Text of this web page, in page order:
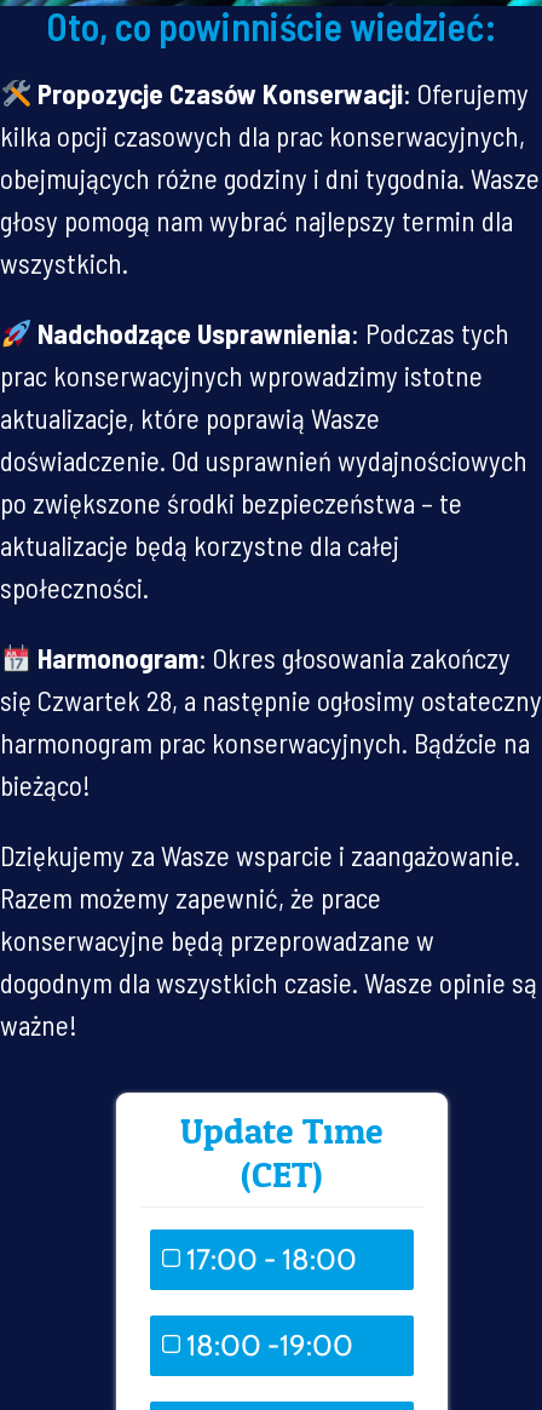
Oto, co powinniście wiedzieć:
Propozycje Czasów Konserwacji: Oferujemy
kilka opcji czasowych dla prac konserwacyjnych,
obejmujących różne godziny i dni tygodnia. Wasze
głosy pomogą nam wybrać najlepszy termin dla
wszystkich.
Nadchodzące Usprawnienia: Podczas tych
prac konserwacyjnych wprowadzimy istotne
aktualizacje, które poprawią Wasze
doświadczenie. Od usprawnień wydajnościowych
po zwiększone środki bezpieczeństwa – te
aktualizacje będą korzystne dla całej
społeczności.
Harmonogram: Okres głosowania zakończy
się Czwartek 28, a następnie ogłosimy ostateczny
harmonogram prac konserwacyjnych. Bądźcie na
bieżąco!
Dziękujemy za Wasze wsparcie i zaangażowanie.
Razem możemy zapewnić, że prace
konserwacyjne będą przeprowadzane w
dogodnym dla wszystkich czasie. Wasze opinie są
ważne!
Update Time
(CET)
17:00 - 18:00
0 ( 0 % )
18:00 -19:00
1 ( 50 % )